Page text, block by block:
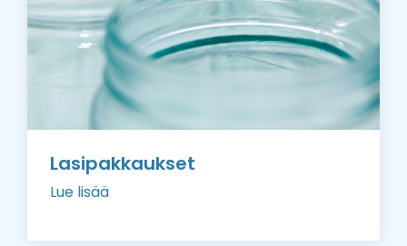
Lasipakkaukset
Lue lisää